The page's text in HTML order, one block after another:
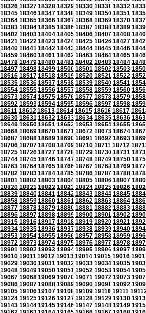
18326 18327 18328 18329 18330 18331 18332
18345 18346 18347 18348 18349 18350 18351
18364 18365 18366 18367 18368 18369 18370
18383 18384 18385 18386 18387 18388 18389
18402 18403 18404 18405 18406 18407 18408
18421 18422 18423 18424 18425 18426 18427
18440 18441 18442 18443 18444 18445 18446
18459 18460 18461 18462 18463 18464 18465
18478 18479 18480 18481 18482 18483 18484
18497 18498 18499 18500 18501 18502 18503
18516 18517 18518 18519 18520 18521 18522
18535 18536 18537 18538 18539 18540 18541
18554 18555 18556 18557 18558 18559 18560
18573 18574 18575 18576 18577 18578 18579
18592 18593 18594 18595 18596 18597 18598
18611 18612 18613 18614 18615 18616 18617
18630 18631 18632 18633 18634 18635 18636
18649 18650 18651 18652 18653 18654 18655
18668 18669 18670 18671 18672 18673 18674
18687 18688 18689 18690 18691 18692 18693
18706 18707 18708 18709 18710 18711 18712
18725 18726 18727 18728 18729 18730 18731
18744 18745 18746 18747 18748 18749 18750
18763 18764 18765 18766 18767 18768 18769
18782 18783 18784 18785 18786 18787 18788
18801 18802 18803 18804 18805 18806 18807
18820 18821 18822 18823 18824 18825 18826
18839 18840 18841 18842 18843 18844 18845
18858 18859 18860 18861 18862 18863 18864
18877 18878 18879 18880 18881 18882 18883
18896 18897 18898 18899 18900 18901 18902
18915 18916 18917 18918 18919 18920 18921
18934 18935 18936 18937 18938 18939 18940
18953 18954 18955 18956 18957 18958 18959
18972 18973 18974 18975 18976 18977 18978
18991 18992 18993 18994 18995 18996 18997
19010 19011 19012 19013 19014 19015 19016
19029 19030 19031 19032 19033 19034 19035
19048 19049 19050 19051 19052 19053 19054
19067 19068 19069 19070 19071 19072 19073
19086 19087 19088 19089 19090 19091 19092
19105 19106 19107 19108 19109 19110 19111
19124 19125 19126 19127 19128 19129 19130
19143 19144 19145 19146 19147 19148 19149